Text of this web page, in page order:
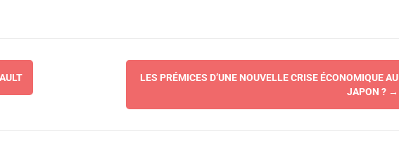
LES PRÉMICES D’UNE NOUVELLE CRISE ÉCONOMIQUE AU
JAPON ? →